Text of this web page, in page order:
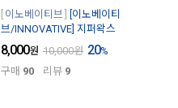
이노베이티브
[이노베이티
브/INNOVATIVE] 지퍼왁스
8,000원 10,000원 20%
구매 90 리뷰 9